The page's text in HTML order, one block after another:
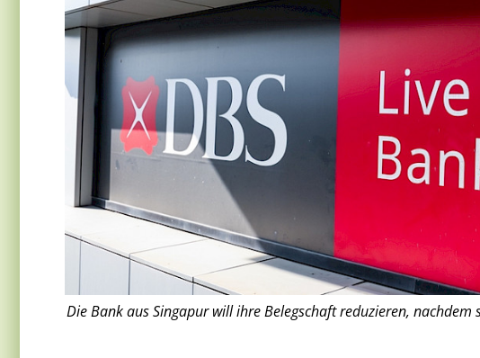
Die Bank aus Singapur will ihre Belegschaft reduzieren,